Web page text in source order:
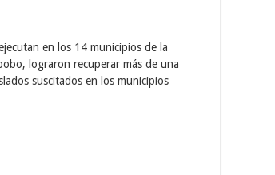
en los 14 municipios de la
lograron recuperar más de una
suscitados en los municipios